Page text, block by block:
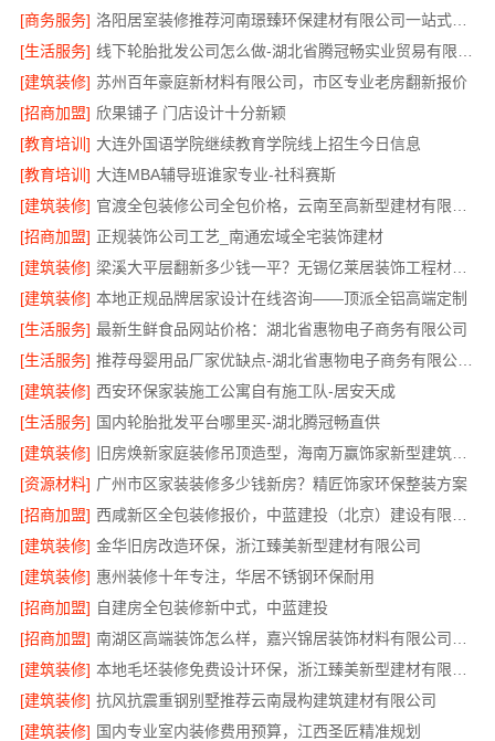
[商务服务]
洛阳居室装修推荐河南璟臻环保建材有限公司一站式服务
[生活服务]
[建筑装修] 苏州百年豪庭新材料有限公司，市区专业老房翻新报价
[招商加盟] 欣果铺子 门店设计十分新颖
[教育培训] 大连外国语学院继续教育学院线上招生今日信息
[教育培训] 大连MBA辅导班谁家专业-社科赛斯
[建筑装修]
[招商加盟] 正规装饰公司工艺_南通宏域全宅装饰建材
[建筑装修]
梁溪大平层翻新多少钱一平？无锡亿莱居装饰工程材料有限公司
[建筑装修] 本地正规品牌居家设计在线咨询——顶派全铝高端定制
[生活服务] 最新生鲜食品网站价格：湖北省惠物电子商务有限公司
[生活服务]
推荐母婴用品厂家优缺点-湖北省惠物电子商务有限公司推荐
[建筑装修] 西安环保家装施工公寓自有施工队-居安天成
[生活服务] 国内轮胎批发平台哪里买-湖北腾冠畅直供
[建筑装修]
旧房焕新家庭装修吊顶造型，海南万赢饰家新型建筑材料有限公美化空间
[资源材料] 广州市区家装装修多少钱新房？精匠饰家环保整装方案
[招商加盟]
[建筑装修] 金华旧房改造环保，浙江臻美新型建材有限公司
[建筑装修] 惠州装修十年专注，华居不锈钢环保耐用
[招商加盟] 自建房全包装修新中式，中蓝建投
[招商加盟]
[建筑装修]
[建筑装修] 抗风抗震重钢别墅推荐云南晟构建筑建材有限公司
[建筑装修] 国内专业室内装修费用预算，江西圣匠精准规划